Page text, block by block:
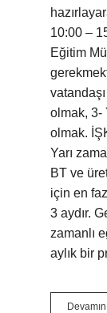
10:00 –
Eğitim
olmak, 3-
olmak.
Yarı
BT ve
için en
3 aydır.
zamanlı
aylık bir